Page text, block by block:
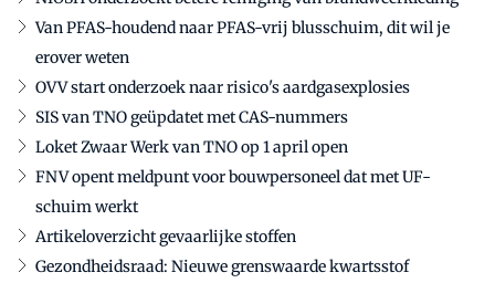
Van PFAS-houdend naar PFAS-vrij blusschuim, dit wil je
erover weten
OVV start onderzoek naar risico's aardgasexplosies
SIS van TNO geüpdatet met CAS-nummers
Loket Zwaar Werk van TNO op 1 april open
FNV opent meldpunt voor bouwpersoneel dat met UF-
schuim werkt
Artikeloverzicht gevaarlijke stoffen
Gezondheidsraad: Nieuwe grenswaarde kwartsstof